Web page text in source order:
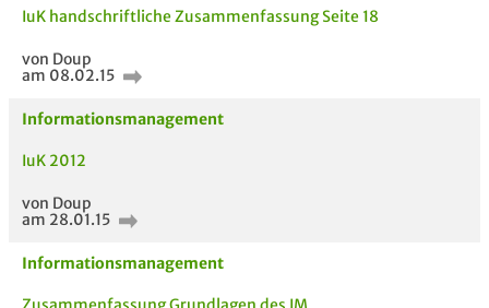
IuK handschriftliche Zusammenfassung Seite 18
von Doup
am 08.02.15
Informationsmanagement
IuK 2012
von Doup
am 28.01.15
Informationsmanagement